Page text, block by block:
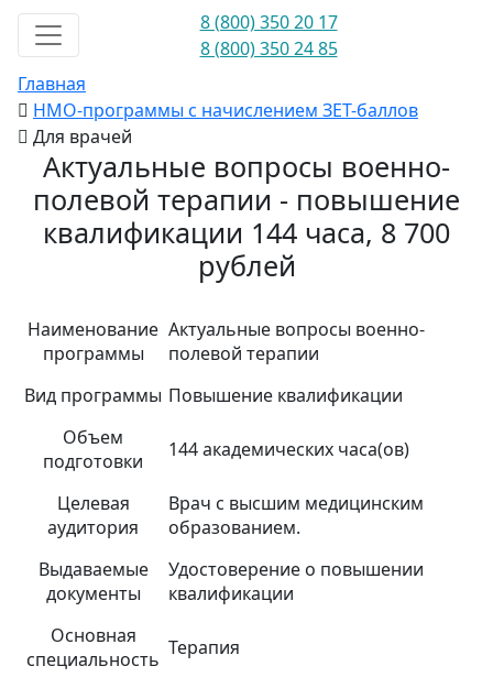
8 (800) 350 20 17
8 (800) 350 24 85
Главная
НМО-программы с начислением ЗЕТ-баллов
Для врачей
Актуальные вопросы военно-
полевой терапии - повышение
квалификации 144 часа, 8 700
рублей
Наименование
программы
Актуальные вопросы военно-
полевой терапии
Вид программы Повышение квалификации
Объем
подготовки
144 академических часа(ов)
Целевая
аудитория
Врач с высшим медицинским
образованием.
Выдаваемые
документы
Удостоверение о повышении
квалификации
Основная
специальность Терапия